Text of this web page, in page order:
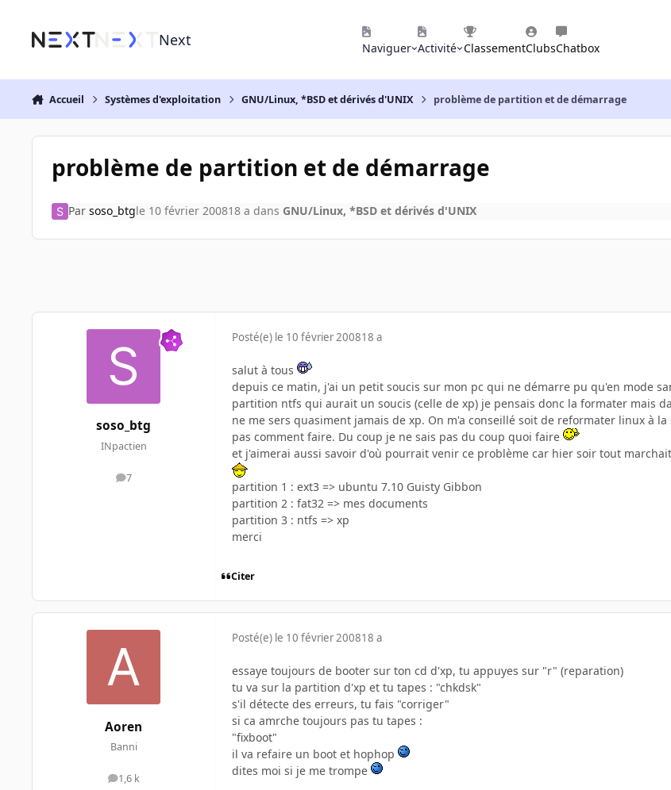
Next Naviguer Activité ClassementClubsChatbox
Accueil Systèmes d'exploitation GNU/Linux, *BSD et dérivés d'UNIX problème de partition et de démarrage
problème de partition et de démarrage
Par soso_btgle 10 février 200818 a dans GNU/Linux, *BSD et dérivés d'UNIX
soso_btg
INpactien
7
messages
Posté(e) le 10 février 200818 a
salut à tous
depuis ce matin, j'ai un petit soucis sur mon pc qui ne démarre pu qu'en mode
partition ntfs qui aurait un soucis (celle de xp) je pensais donc la formater mais
ne me sers quasiment jamais de xp. On m'a conseillé soit de reformater linux à
pas comment faire. Du coup je ne sais pas du coup quoi faire
et j'aimerai aussi savoir d'où pourrait venir ce problème car hier soir tout
partition 1 : ext3 => ubuntu 7.10 Guisty Gibbon
partition 2 : fat32 => mes documents
partition 3 : ntfs => xp
merci
Citer
Aoren
Banni
1,6 k
messages
Posté(e) le 10 février 200818 a
essaye toujours de booter sur ton cd d'xp, tu appuyes sur "r" (reparation)
tu va sur la partition d'xp et tu tapes : "chkdsk"
s'il détecte des erreurs, tu fais "corriger"
si ca amrche toujours pas tu tapes :
"fixboot"
il va refaire un boot et hophop
dites moi si je me trompe